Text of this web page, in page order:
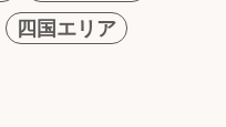
四国エリア